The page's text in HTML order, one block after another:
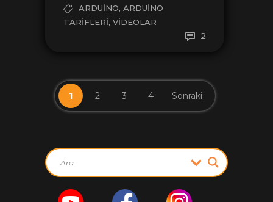
ARDUINO, ARDUINO
TARIFLERI, VIDEOLAR
2
1 2 3 4 Sonraki